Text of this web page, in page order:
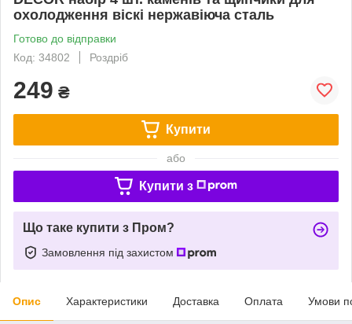
охолодження віскі нержавіюча сталь
Готово до відправки
Код: 34802
Роздріб
249 ₴
Купити
або
Купити з
Що таке купити з Пром?
Замовлення під захистом
Опис Характеристики Доставка Оплата Умови